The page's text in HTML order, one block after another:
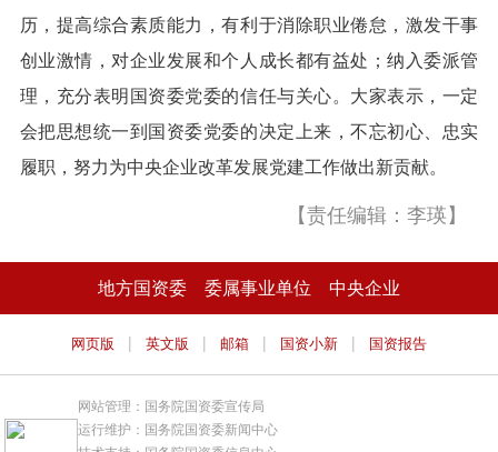
历，提高综合素质能力，有利于消除职业倦怠，激发干事
创业激情，对企业发展和个人成长都有益处；纳入委派管
理，充分表明国资委党委的信任与关心。大家表示，一定
会把思想统一到国资委党委的决定上来，不忘初心、忠实
履职，努力为中央企业改革发展党建工作做出新贡献。
【责任编辑：李瑛】
地方国资委 委属事业单位 中央企业
网页版 英文版 邮箱 国资小新 国资报告
网站管理：国务院国资委宣传局
运行维护：国务院国资委新闻中心